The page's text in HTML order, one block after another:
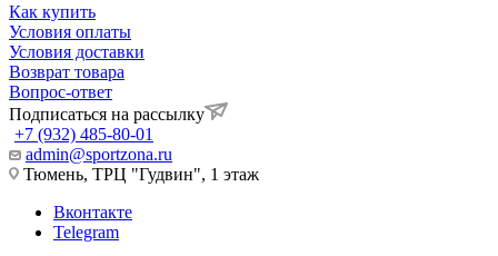
Как купить
Условия оплаты
Условия доставки
Возврат товара
Вопрос-ответ
Подписаться на рассылку
+7 (932) 485-80-01
admin@sportzona.ru
Тюмень, ТРЦ "Гудвин", 1 этаж
Вконтакте
Telegram